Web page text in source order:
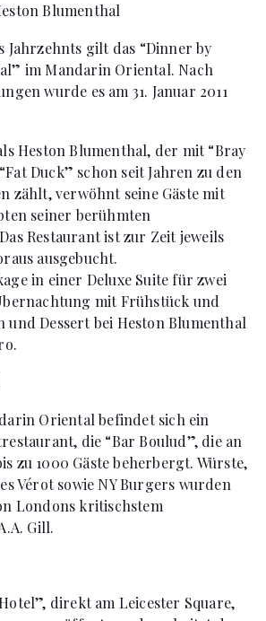
Blumenthal
Jahrzehnts gilt das “Dinner by
im Mandarin Oriental. Nach
wurde es am 31. Januar 2011
Heston Blumenthal, der mit “Bray
Duck” schon seit Jahren zu den
zählt, verwöhnt seine Gäste mit
seiner berühmten
Restaurant ist zur Zeit jeweils
ausgebucht.
in einer Deluxe Suite für zwei
mit Frühstück und
und Dessert bei Heston Blumenthal
Oriental befindet sich ein
die “Bar Boulud”, die an
zu 1000 Gäste beherbergt. Würste,
Vérot sowie NY Burgers wurden
Londons kritischstem
Gill.
direkt am Leicester Square,